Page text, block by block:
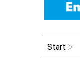
Start